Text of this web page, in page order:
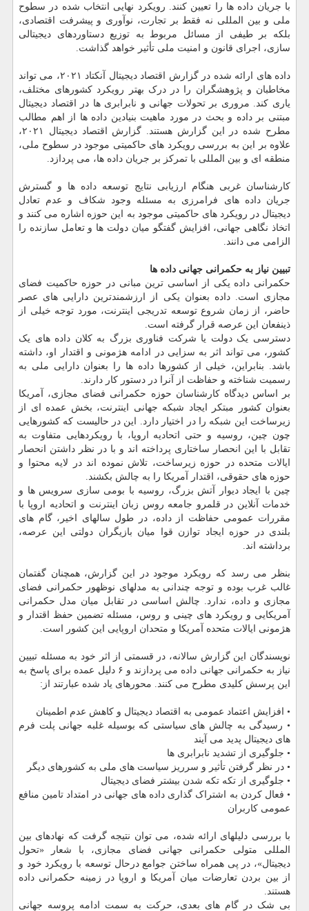
با جریان داده ها را تعیین کنند. رویکرد نهایی انتخاب شده در سطوح
ملی و بین المللی نه فقط بر تجارت، نوآوری و پیشرفت اقتصادی،
بلکه بر طیفی از مسائل مربوط به توزیع دستاوردهای دیجیتالی
سازی، اجرای قانون و امنیت ملی تأثیر خواهد گذاشت.
داده های ارائه شده در گزارش اقتصاد دیجیتال آنکتاد ۲۰۲۱، می تواند
مخاطبان و پژوهشگران را در درک بهتر رویکرد کشورهای مختلف،
یاری کند. مروری بر تحولات جهانی و نابرابری ها در اقتصاد دیجیتال
مبتنی بر داده و بحث در مورد ماهیت بنیادین داده ها از اهم مطالب
مطرح شده در این گزارش هستند. گزارش اقتصاد دیجیتال ۲۰۲۱،
علاوه بر این به بررسی رویکرد های حاکمیتی موجود در سطوح ملی،
منطقه ای و بین المللی با تمرکز بر جریان داده ها، می پردازد.
کارشناسان غربی هنگام ارزیابی نتایج توسعه داده ها و گسترش
جریان داده های فرامرزی به مسئله وجود شکاف و عدم تعادل
دیجیتال در رویکرد های حاکمیتی موجود به این حوزه اشاره می کنند و
اتخاذ نگاهی جهانی، افزایش گفتگو میان دولت ها و تعامل سازنده را
الزامی می دانند.
تبیین نیاز به حکمرانی جهانی داده ها
حکمرانی داده یکی از اساسی ترین مبانی در حوزه حاکمیت فضای
مجازی است. داده بعنوان یکی از ارزشمندترین دارایی های عصر
حاضر، از زمان شروع توسعه تدریجی اینترنت، مورد توجه خیلی از
ذینفعان این عرصه قرار گرفته است.
دسترسی یک دولت یا شرکت فناوری بزرگ به کلان داده های یک
کشور، می تواند اثر به سزایی در ادامه هژمونی و اقتدار او، داشته
باشد. بنابراین، خیلی از کشورها داده ها را بعنوان دارایی ملی به
رسمیت شناخته و حفاظت از آنرا در دستور کار دارند.
بر اساس دیدگاه کارشناسان حوزه حکمرانی فضای مجازی، آمریکا
بعنوان کشور مبتکر ایجاد شبکه جهانی اینترنت، بخش عمده ای از
زیرساخت این شبکه را در اختیار دارد. این در حالیست که کشورهایی
چون چین، روسیه و حتی اتحادیه اروپا، با رویکردهایی متفاوت به
تقابل با این انحصار ساختاری پرداخته اند و با در نظر داشتن انحصار
ایالات متحده در حوزه زیرساخت، تلاش نموده اند در لایه محتوا و
حوزه های حقوقی، اقتدار آمریکا را به چالش بکشند.
چین با ایجاد دیوار آتش بزرگ، روسیه با بومی سازی سرویس ها و
خدمات آنلاین در قلمرو جامعه روس زبان اینترنت و اتحادیه اروپا با
مقررات عمومی حفاظت از داده، در طول سالهای اخیر، گام های
بلندی در حوزه ایجاد توازن قوا میان بازیگران دولتی این عرصه،
برداشته اند.
بنظر می رسد که رویکرد موجود در این گزارش، همچنان گفتمان
غالب غرب بوده و توجه چندانی به مدلهای نوظهور حکمرانی فضای
مجازی و داده، ندارد. چالش اساسی در تقابل میان مدل حکمرانی
آمریکایی و رویکرد های چینی و روس، مسئله تضمین حفظ اقتدار و
هژمونی ایالات متحده آمریکا و متحدان اروپایی این کشور است.
نویسندگان این گزارش سالانه، در قسمتی از اثر خود به مسئله تبیین
نیاز به حکمرانی جهانی داده می پردازند و ۶ دلیل عمده برای پاسخ به
این پرسش کلیدی مطرح می کنند. محورهای یاد شده عبارتند از:
• افزایش اعتماد عمومی به اقتصاد دیجیتال و کاهش عدم اطمینان
• رسیدگی به چالش های سیاستی که بوسیله غلبه جهانی پلت فرم
های دیجیتال پدید می آیند
• جلوگیری از تشدید نابرابری ها
• در نظر گرفتن تأثیر و سرریز سیاست های ملی به کشورهای دیگر
• جلوگیری از تکه تکه شدن بیشتر فضای دیجیتال
• فعال کردن به اشتراک گذاری داده های جهانی در امتداد تامین منافع
عمومی کاربران
با بررسی دلیلهای ارائه شده، می توان نتیجه گرفت که نهادهای بین
المللی متولی حکمرانی جهانی فضای مجازی، با شعار «تحول
دیجیتال»، در پی همراه ساختن جوامع درحال توسعه با رویکرد خود و
از بین بردن تعارضات میان آمریکا و اروپا در زمینه حکمرانی داده
هستند.
بی شک در گام های بعدی، حرکت به سمت ادامه پروسه جهانی